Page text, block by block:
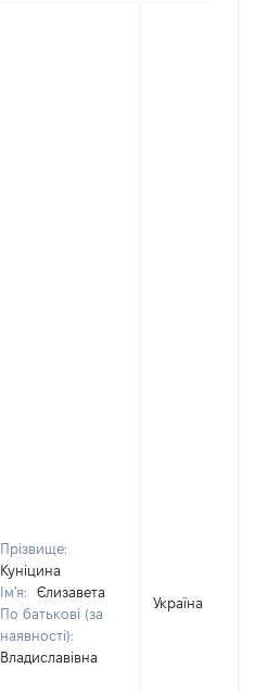
Прізвище:
Куніцина
Ім'я:
Єлизавета
По батькові (за
наявності):
Владиславівна
Україна